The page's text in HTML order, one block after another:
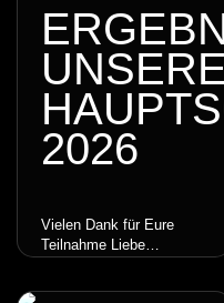
026
Vielen Dank für Eure
Teilnahme Liebe